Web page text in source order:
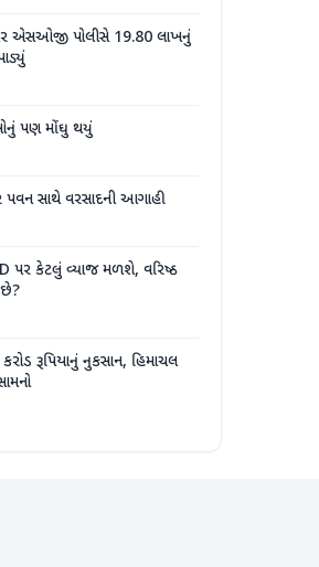
એસઓજી પોલીસે 19.80 લાખનું
સોનું પણ મોંઘુ થયું
સાથે વરસાદની આગાહી
પર કેટલું વ્યાજ મળશે, વરિષ્ઠ
રૂપિયાનું નુકસાન, હિમાચલ